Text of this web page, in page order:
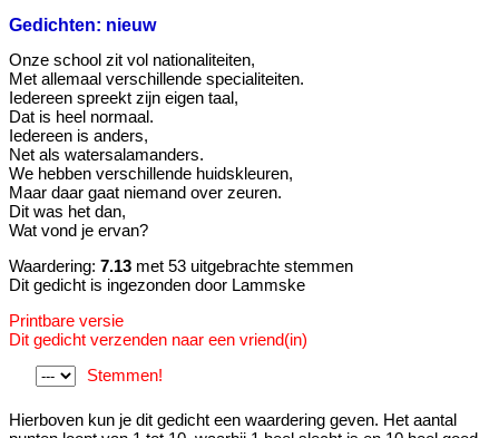
Gedichten: nieuw
Onze school zit vol nationaliteiten,
Met allemaal verschillende specialiteiten.
Iedereen spreekt zijn eigen taal,
Dat is heel normaal.
Iedereen is anders,
Net als watersalamanders.
We hebben verschillende huidskleuren,
Maar daar gaat niemand over zeuren.
Dit was het dan,
Wat vond je ervan?
Waardering: 7.13 met 53 uitgebrachte stemmen
Dit gedicht is ingezonden door Lammske
Printbare versie
Dit gedicht verzenden naar een vriend(in)
Stemmen!
Hierboven kun je dit gedicht een waardering geven. Het aantal